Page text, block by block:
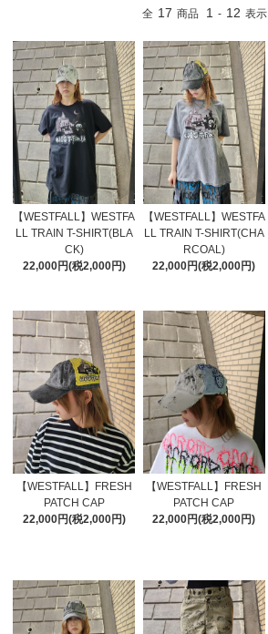
全 17 商品 1 - 12 表示
【WESTFALL】WESTFA
LL TRAIN T-SHIRT(BLA
CK)
22,000円(税2,000円)
【WESTFALL】WESTFA
LL TRAIN T-SHIRT(CHA
RCOAL)
22,000円(税2,000円)
【WESTFALL】FRESH
PATCH CAP
22,000円(税2,000円)
【WESTFALL】FRESH
PATCH CAP
22,000円(税2,000円)